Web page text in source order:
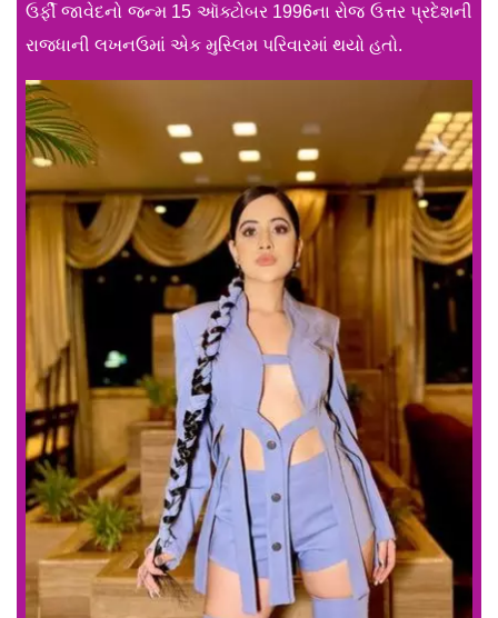
ઉર્ફી જાવેદનો જન્મ 15 ઑક્ટોબર 1996ના રોજ ઉત્તર પ્રદેશની
રાજધાની લખનઉમાં એક મુસ્લિમ પરિવારમાં થયો હતો.